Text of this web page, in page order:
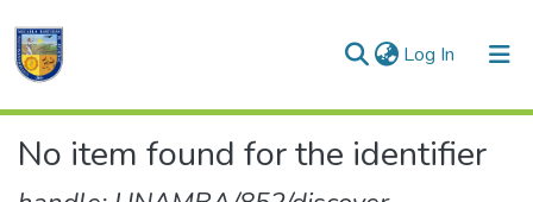
Log In (current)
Communities & Collections
No item found for the identifier